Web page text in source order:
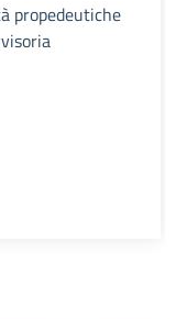
propedeutiche